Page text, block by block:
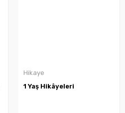
Hikaye
1 Yaş Hikâyeleri